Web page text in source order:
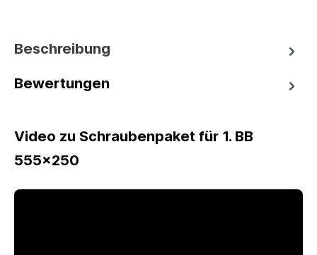
Beschreibung
Bewertungen
Video zu Schraubenpaket für 1. BB
555x250